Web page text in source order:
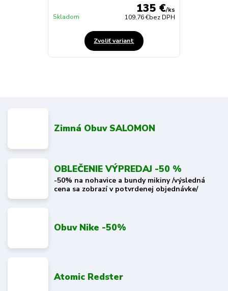
135 €/ks
109,76 €bez DPH
Skladom
Zvoliť variant
Zimná Obuv SALOMON
OBLEČENIE VÝPREDAJ -50 %
-50% na nohavice a bundy mikiny /výsledná
cena sa zobrazí v potvrdenej objednávke/
Obuv Nike -50%
Atomic Redster